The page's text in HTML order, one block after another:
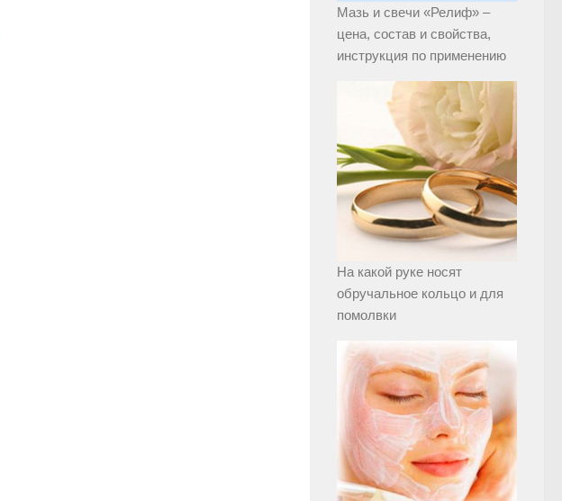
Мазь и свечи «Релиф» –
цена, состав и свойства,
инструкция по применению
На какой руке носят
обручальное кольцо и для
помолвки